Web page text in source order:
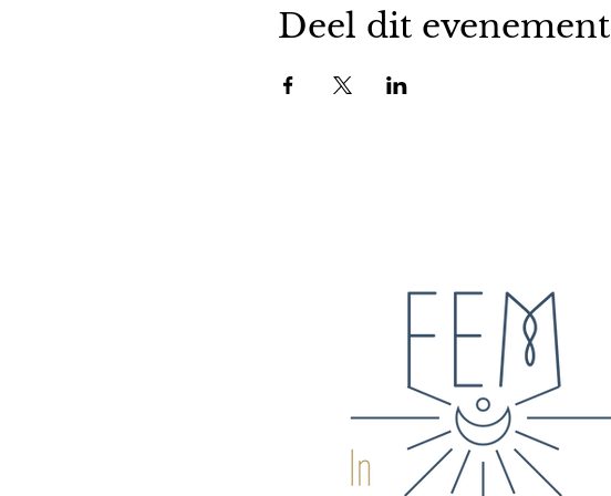
Deel dit evenement